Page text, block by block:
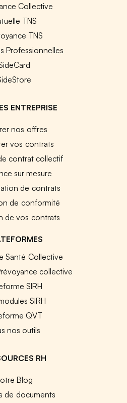
Collective
TNS
TNS
Professionnelles
ENTREPRISE
nos offres
vos contrats
contrat collectif
sur mesure
de contrats
de conformité
de vos contrats
Santé Collective
collective
SIRH
SIRH
QVT
nos outils
RH
Blog
de documents